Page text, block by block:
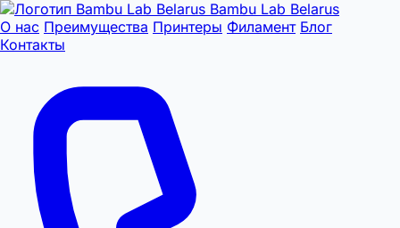
Bambu Lab Belarus
О нас Преимущества Принтеры Филамент Блог
Контакты